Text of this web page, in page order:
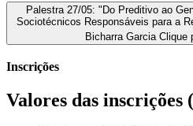
Palestra 27/05: "Do Preditivo ao
Sociotécnicos Responsáveis para a
Bicharra Garcia Clique
Inscrições
Valores das inscrições